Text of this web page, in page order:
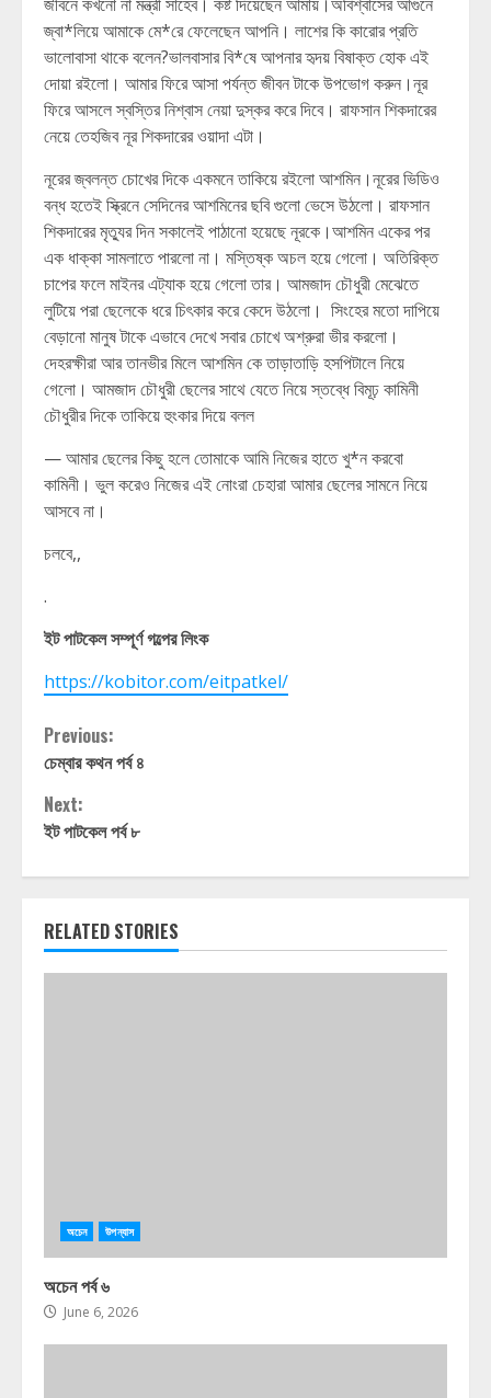
জ্বা*লিয়ে আমাকে মে*রে ফেলেছেন আপনি। লাশের কি কারোর প্রতি
ভালোবাসা থাকে বলেন?ভালবাসার বি*ষে আপনার হৃদয় বিষাক্ত হোক এই
দোয়া রইলো। আমার ফিরে আসা পর্যন্ত জীবন টাকে উপভোগ করুন।নূর
ফিরে আসলে স্বস্তির নিশ্বাস নেয়া দুস্কর করে দিবে। রাফসান শিকদারের
নেয়ে তেহজিব নূর শিকদারের ওয়াদা এটা।
নূরের জ্বলন্ত চোখের দিকে একমনে তাকিয়ে রইলো আশমিন।নূরের ভিডিও
বন্ধ হতেই স্ক্রিনে সেদিনের আশমিনের ছবি গুলো ভেসে উঠলো। রাফসান
শিকদারের মৃত্যুর দিন সকালেই পাঠানো হয়েছে নূরকে।আশমিন একের পর
এক ধাক্কা সামলাতে পারলো না। মস্তিষ্ক অচল হয়ে গেলো। অতিরিক্ত
চাপের ফলে মাইনর এট্যাক হয়ে গেলো তার। আমজাদ চৌধুরী মেঝেতে
লুটিয়ে পরা ছেলেকে ধরে চিৎকার করে কেদে উঠলো। সিংহের মতো দাপিয়ে
বেড়ানো মানুষ টাকে এভাবে দেখে সবার চোখে অশ্রুরা ভীর করলো।
দেহরক্ষীরা আর তানভীর মিলে আশমিন কে তাড়াতাড়ি হসপিটালে নিয়ে
গেলো। আমজাদ চৌধুরী ছেলের সাথে যেতে নিয়ে স্তব্ধে বিমূঢ় কামিনী
চৌধুরীর দিকে তাকিয়ে হুংকার দিয়ে বলল
— আমার ছেলের কিছু হলে তোমাকে আমি নিজের হাতে খু*ন করবো
কামিনী। ভুল করেও নিজের এই নোংরা চেহারা আমার ছেলের সামনে নিয়ে
আসবে না।
চলবে,,
.
ইট পাটকেল সম্পূর্ণ গল্পের লিংক
https://kobitor.com/eitpatkel/
Continue
Reading
Previous:
চেম্বার কথন পর্ব ৪
Next:
ইট পাটকেল পর্ব ৮
RELATED STORIES
অচেন উপন্যাস
অচেন পর্ব ৬
June 6, 2026